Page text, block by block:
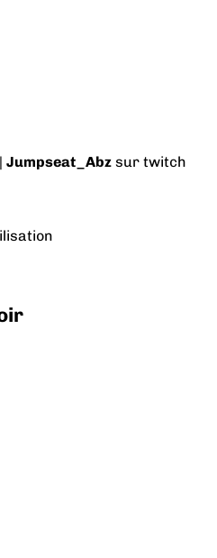
Jumpseat_Abz sur twitch